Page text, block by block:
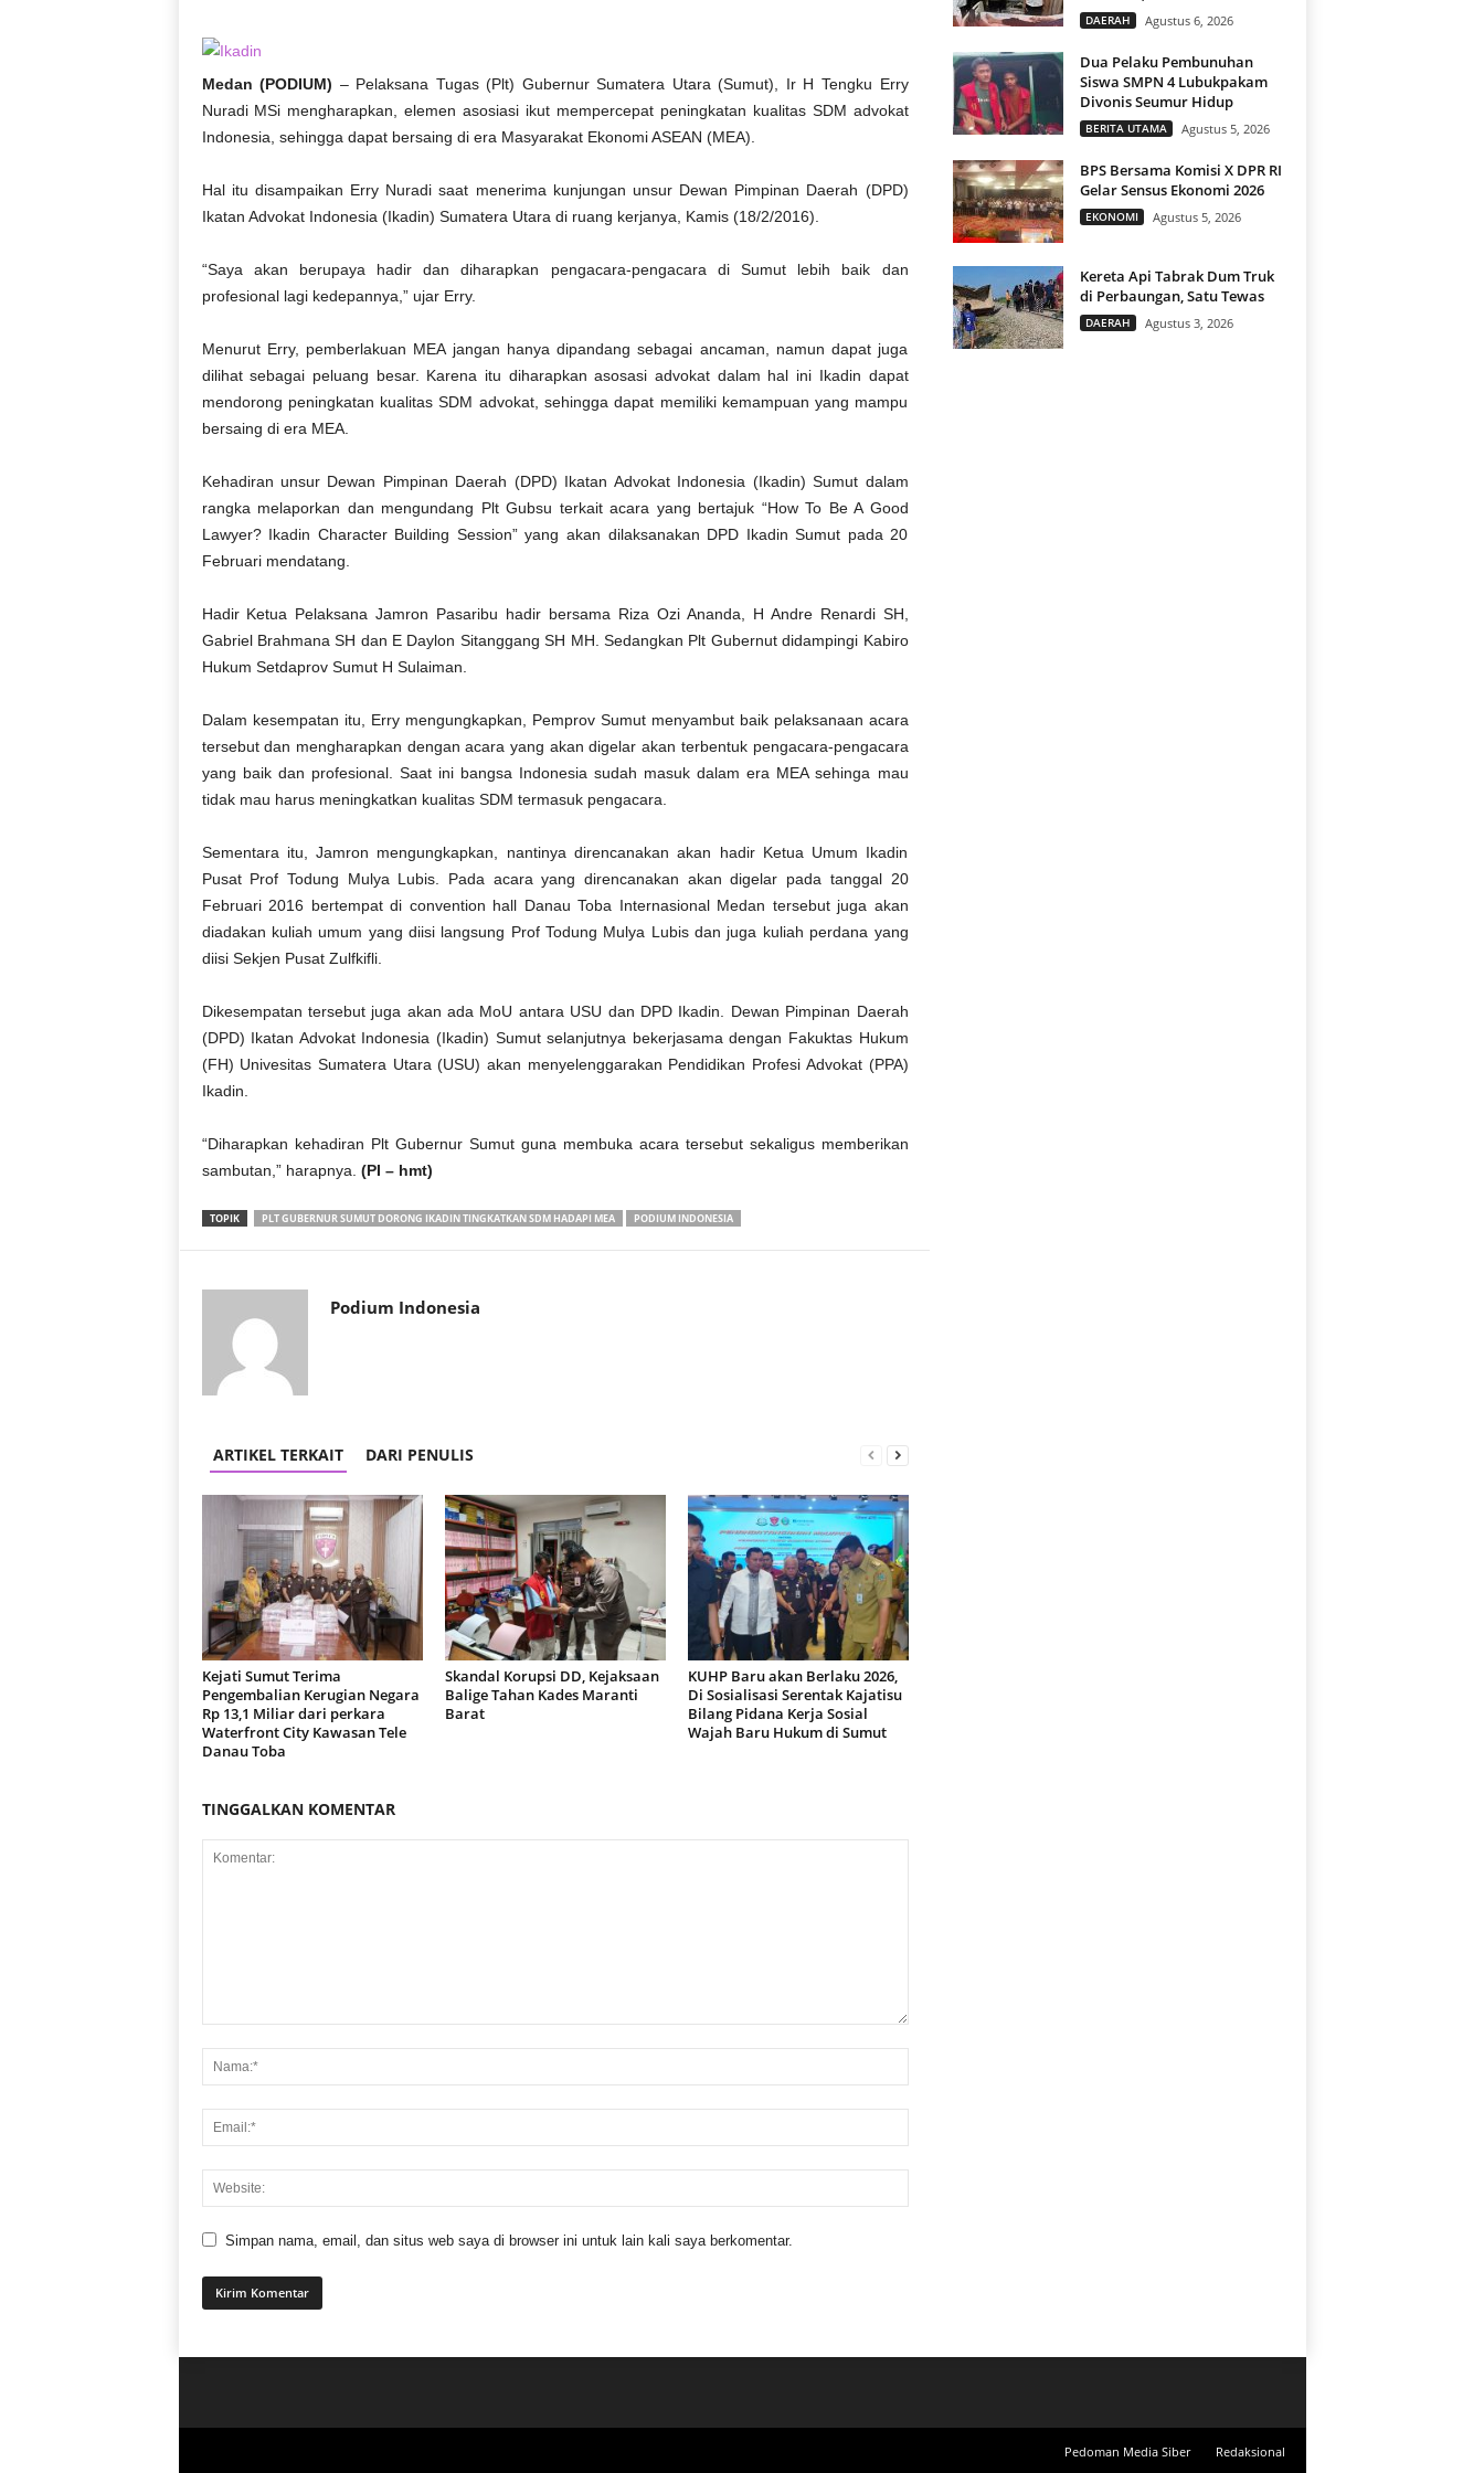
Medan (PODIUM) – Pelaksana Tugas (Plt) Gubernur Sumatera Utara (Sumut), Ir H Tengku Erry
Nuradi MSi mengharapkan, elemen asosiasi ikut mempercepat peningkatan kualitas SDM advokat
Indonesia, sehingga dapat bersaing di era Masyarakat Ekonomi ASEAN (MEA).
Hal itu disampaikan Erry Nuradi saat menerima kunjungan unsur Dewan Pimpinan Daerah (DPD)
Ikatan Advokat Indonesia (Ikadin) Sumatera Utara di ruang kerjanya, Kamis (18/2/2016).
“Saya akan berupaya hadir dan diharapkan pengacara-pengacara di Sumut lebih baik dan
profesional lagi kedepannya,” ujar Erry.
Menurut Erry, pemberlakuan MEA jangan hanya dipandang sebagai ancaman, namun dapat juga
dilihat sebagai peluang besar. Karena itu diharapkan asosasi advokat dalam hal ini Ikadin dapat
mendorong peningkatan kualitas SDM advokat, sehingga dapat memiliki kemampuan yang mampu
bersaing di era MEA.
Kehadiran unsur Dewan Pimpinan Daerah (DPD) Ikatan Advokat Indonesia (Ikadin) Sumut dalam
rangka melaporkan dan mengundang Plt Gubsu terkait acara yang bertajuk “How To Be A Good
Lawyer? Ikadin Character Building Session” yang akan dilaksanakan DPD Ikadin Sumut pada 20
Februari mendatang.
Hadir Ketua Pelaksana Jamron Pasaribu hadir bersama Riza Ozi Ananda, H Andre Renardi SH,
Gabriel Brahmana SH dan E Daylon Sitanggang SH MH. Sedangkan Plt Gubernut didampingi Kabiro
Hukum Setdaprov Sumut H Sulaiman.
Dalam kesempatan itu, Erry mengungkapkan, Pemprov Sumut menyambut baik pelaksanaan acara
tersebut dan mengharapkan dengan acara yang akan digelar akan terbentuk pengacara-pengacara
yang baik dan profesional. Saat ini bangsa Indonesia sudah masuk dalam era MEA sehinga mau
tidak mau harus meningkatkan kualitas SDM termasuk pengacara.
Sementara itu, Jamron mengungkapkan, nantinya direncanakan akan hadir Ketua Umum Ikadin
Pusat Prof Todung Mulya Lubis. Pada acara yang direncanakan akan digelar pada tanggal 20
Februari 2016 bertempat di convention hall Danau Toba Internasional Medan tersebut juga akan
diadakan kuliah umum yang diisi langsung Prof Todung Mulya Lubis dan juga kuliah perdana yang
diisi Sekjen Pusat Zulfkifli.
Dikesempatan tersebut juga akan ada MoU antara USU dan DPD Ikadin. Dewan Pimpinan Daerah
(DPD) Ikatan Advokat Indonesia (Ikadin) Sumut selanjutnya bekerjasama dengan Fakuktas Hu­k­um
(FH) Univesitas Sumatera Utara (USU) akan menyelenggarakan Pendidikan Profesi Advokat (PPA)
Ikadin.
“Diharapkan kehadiran Plt Gubernur Sumut guna membuka acara tersebut sekaligus memberikan
sambutan,” harapnya. (PI – hmt)
TOPIK PLT GUBERNUR SUMUT DORONG IKADIN TINGKATKAN SDM HADAPI MEA PODIUM INDONESIA
Podium Indonesia
ARTIKEL TERKAIT DARI PENULIS
Kejati Sumut Terima
Pengembalian Kerugian Negara
Rp 13,1 Miliar dari perkara
Waterfront City Kawasan Tele
Danau Toba
Skandal Korupsi DD, Kejaksaan
Balige Tahan Kades Maranti
Barat
KUHP Baru akan Berlaku 2026,
Di Sosialisasi Serentak Kajatisu
Bilang Pidana Kerja Sosial
Wajah Baru Hukum di Sumut
TINGGALKAN KOMENTAR
Simpan nama, email, dan situs web saya di browser ini untuk lain kali saya berkomentar.
DAERAH Agustus 6, 2026
Dua Pelaku Pembunuhan
Siswa SMPN 4 Lubukpakam
Divonis Seumur Hidup
BERITA UTAMA Agustus 5, 2026
BPS Bersama Komisi X DPR RI
Gelar Sensus Ekonomi 2026
EKONOMI Agustus 5, 2026
Kereta Api Tabrak Dum Truk
di Perbaungan, Satu Tewas
DAERAH Agustus 3, 2026
Pedoman Media Siber Redaksional